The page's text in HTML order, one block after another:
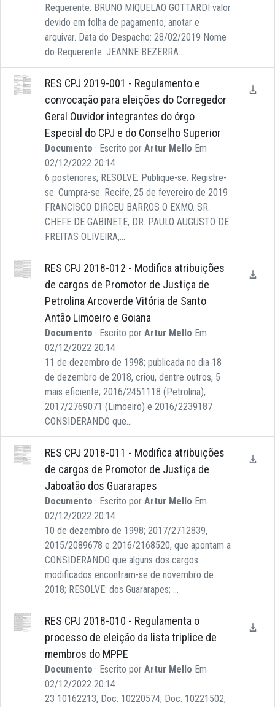
Requerente: BRUNO MIQUELAO GOTTARDI valor
devido em folha de pagamento, anotar e
arquivar. Data do Despacho: 28/02/2019 Nome
do Requerente: JEANNE BEZERRA...
RES CPJ 2019-001 - Regulamento e
convocação para eleições do Corregedor
Geral Ouvidor integrantes do órgo
Especial do CPJ e do Conselho Superior
Documento · Escrito por Artur Mello Em
02/12/2022 20:14
6 posteriores; RESOLVE: Publique-se. Registre-
se. Cumpra-se. Recife, 25 de fevereiro de 2019
FRANCISCO DIRCEU BARROS O EXMO. SR.
CHEFE DE GABINETE, DR. PAULO AUGUSTO DE
FREITAS OLIVEIRA,...
RES CPJ 2018-012 - Modifica atribuições
de cargos de Promotor de Justiça de
Petrolina Arcoverde Vitória de Santo
Antão Limoeiro e Goiana
Documento · Escrito por Artur Mello Em
02/12/2022 20:14
11 de dezembro de 1998; publicada no dia 18
de dezembro de 2018, criou, dentre outros, 5
mais eficiente; 2016/2451118 (Petrolina),
2017/2769071 (Limoeiro) e 2016/2239187
CONSIDERANDO que...
RES CPJ 2018-011 - Modifica atribuições
de cargos de Promotor de Justiça de
Jaboatão dos Guararapes
Documento · Escrito por Artur Mello Em
02/12/2022 20:14
10 de dezembro de 1998; 2017/2712839,
2015/2089678 e 2016/2168520, que apontam a
CONSIDERANDO que alguns dos cargos
modificados encontram-se de novembro de
2018; RESOLVE: dos Guararapes; ...
RES CPJ 2018-010 - Regulamenta o
processo de eleição da lista triplice de
membros do MPPE
Documento · Escrito por Artur Mello Em
02/12/2022 20:14
23 10162213, Doc. 10220574, Doc. 10221502,